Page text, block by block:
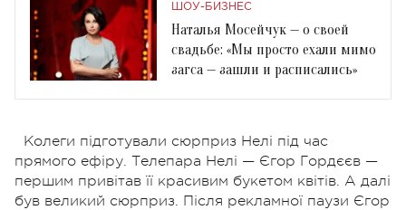
ШОУ-БИЗНЕС
Наталья Мосейчук — о своей
свадьбе: «Мы просто ехали мимо
загса — зашли и расписались»
Колеги підготували сюрприз Нелі під час
прямого ефіру. Телепара Нелі — Єгор Гордєєв —
першим привітав її красивим букетом квітів. А далі
був великий сюрприз. Після рекламної паузи Єгор